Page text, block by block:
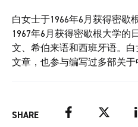
白女士于1966年6月获得密歇
1967年6月获得密歇根大学的
文、希伯来语和西班牙语。
文章，也参与编写过多部关于
SHARE Facebook Twitter